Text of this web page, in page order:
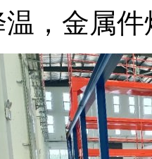
，金属